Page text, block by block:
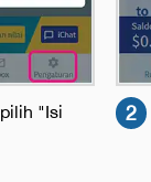
"Isi
2